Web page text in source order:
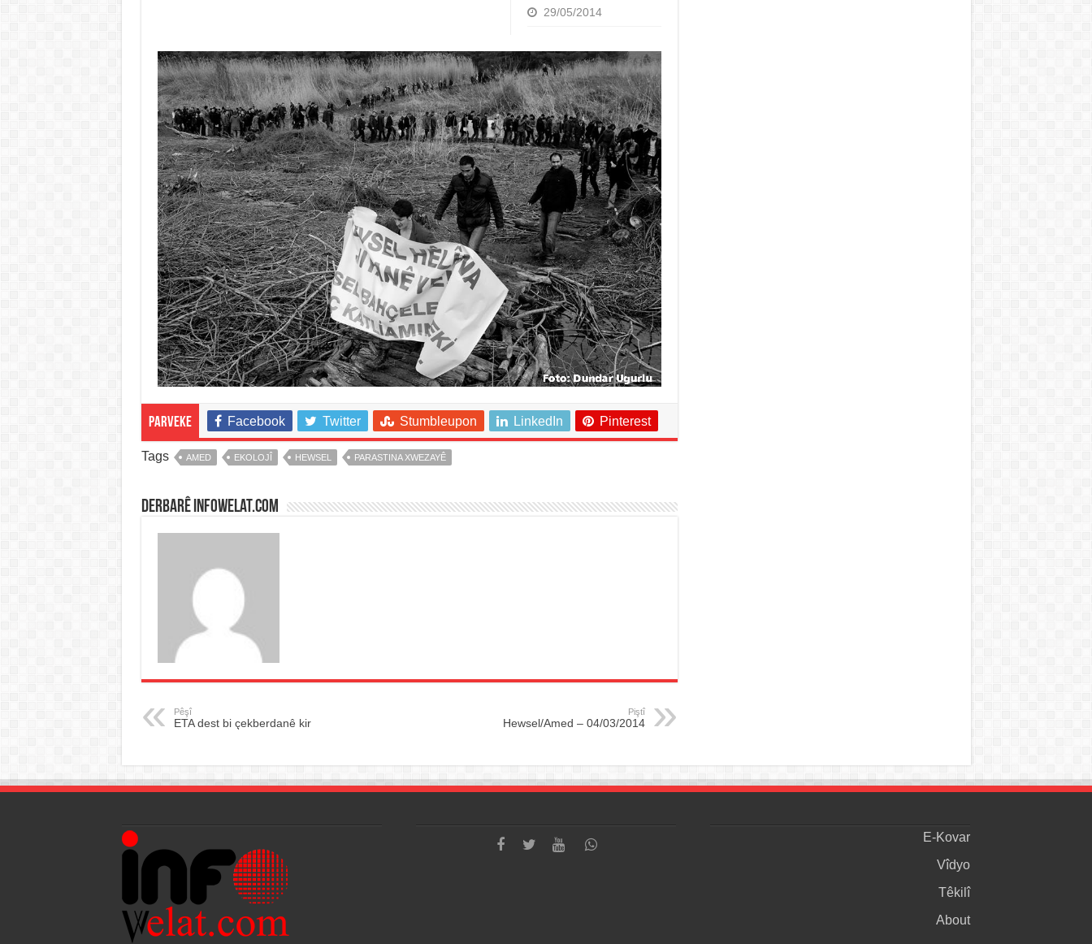
29/05/2014
Parveke Facebook Twitter Stumbleupon LinkedIn Pinterest
Tags AMED EKOLOJÎ HEWSEL PARASTINA XWEZAYÊ
Derbarê infowelat.com
Pêşî
ETA dest bi çekberdanê kir
Piştî
Hewsel/Amed – 04/03/2014
E-Kovar
Vîdyo
Têkilî
About